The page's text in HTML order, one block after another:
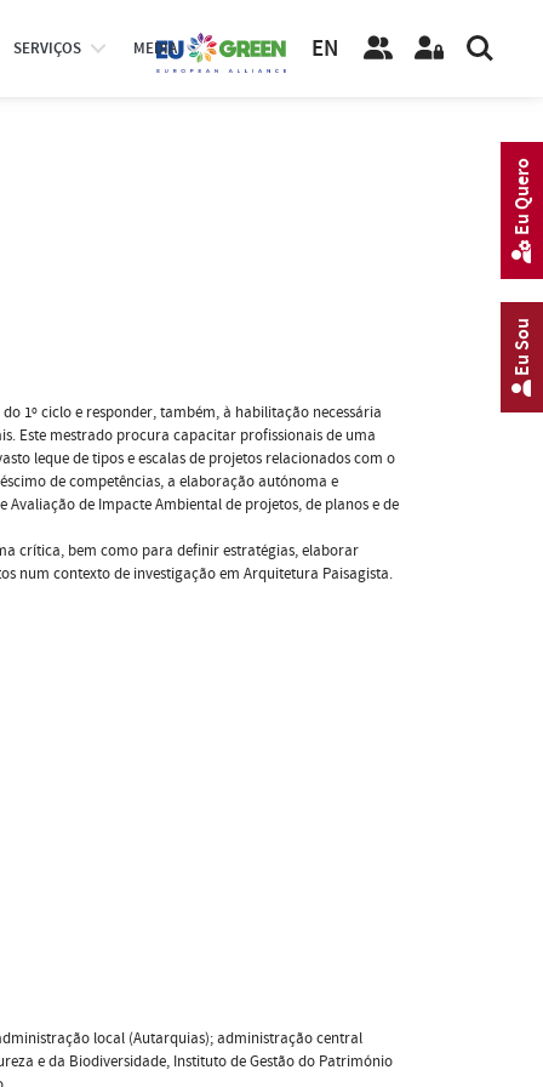
SERVIÇOS MEDIA EN
1º ciclo e responder, também, à habilitação necessária
Este mestrado procura capacitar profissionais de uma
leque de tipos e escalas de projetos relacionados com o
de competências, a elaboração autónoma e
de Impacte Ambiental de projetos, de planos e de
crítica, bem como para definir estratégias, elaborar
num contexto de investigação em Arquitetura Paisagista.
local (Autarquias); administração central
e da Biodiversidade, Instituto de Gestão do Património
Eu Sou
Eu Quero